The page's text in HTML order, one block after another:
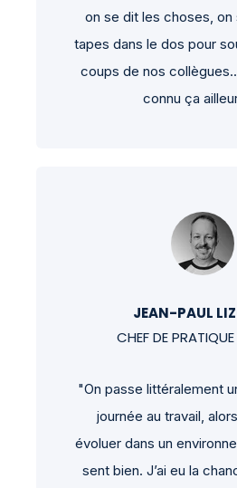
on se dit les choses, on
tapes dans le dos pour
coups de nos
connu ça
JEAN-PAUL
CHEF DE
"On passe littéralement
journée au travail,
évoluer dans un
sent bien. J’ai eu la